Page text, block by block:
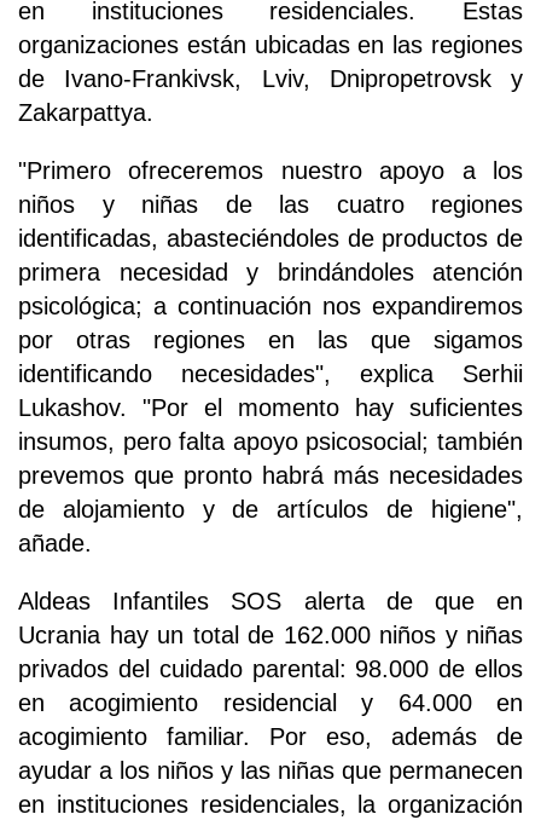
en instituciones residenciales. Estas
organizaciones están ubicadas en las regiones
de Ivano-Frankivsk, Lviv, Dnipropetrovsk y
Zakarpattya.
"Primero ofreceremos nuestro apoyo a los
niños y niñas de las cuatro regiones
identificadas, abasteciéndoles de productos de
primera necesidad y brindándoles atención
psicológica; a continuación nos expandiremos
por otras regiones en las que sigamos
identificando necesidades", explica Serhii
Lukashov. "Por el momento hay suficientes
insumos, pero falta apoyo psicosocial; también
prevemos que pronto habrá más necesidades
de alojamiento y de artículos de higiene",
añade.
Aldeas Infantiles SOS alerta de que en
Ucrania hay un total de 162.000 niños y niñas
privados del cuidado parental: 98.000 de ellos
en acogimiento residencial y 64.000 en
acogimiento familiar. Por eso, además de
ayudar a los niños y las niñas que permanecen
en instituciones residenciales, la organización